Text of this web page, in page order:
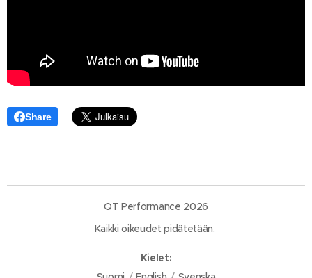
Share
QT Performance 2026
Kaikki oikeudet pidätetään.
Kielet